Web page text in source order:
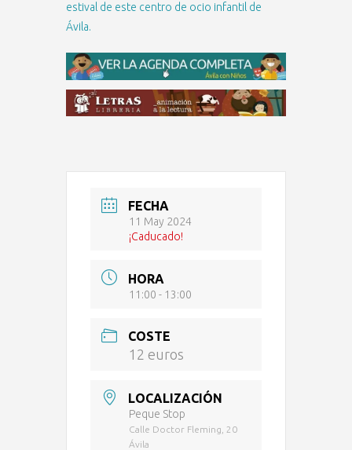
estival de este centro de ocio infantil de
Ávila.
FECHA
11 May 2024
¡Caducado!
HORA
11:00 - 13:00
COSTE
12 euros
LOCALIZACIÓN
Peque Stop
Calle Doctor Fleming, 20
Ávila